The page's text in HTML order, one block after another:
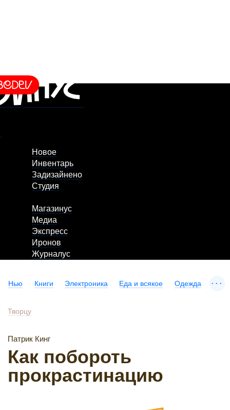
Новое
Инвентарь
Задизайнено
Студия
Магазинус
Медиа
Экспресс
Иронов
Журналус
Нью Книги Электроника Еда и всякое Одежда ...
Творцу
Патрик Кинг
Как побороть
прокрастинацию